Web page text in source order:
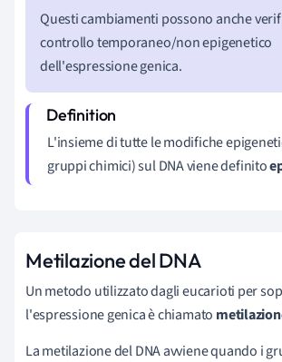
Questi cambiamenti possono anche
controllo temporaneo/non epigenetico
dell'espressione genica.
L'insieme di tutte le modifiche
gruppi chimici) sul DNA viene definito
Metilazione del DNA
Un metodo utilizzato dagli eucarioti per
l'espressione genica è chiamato
La metilazione del DNA avviene quando i